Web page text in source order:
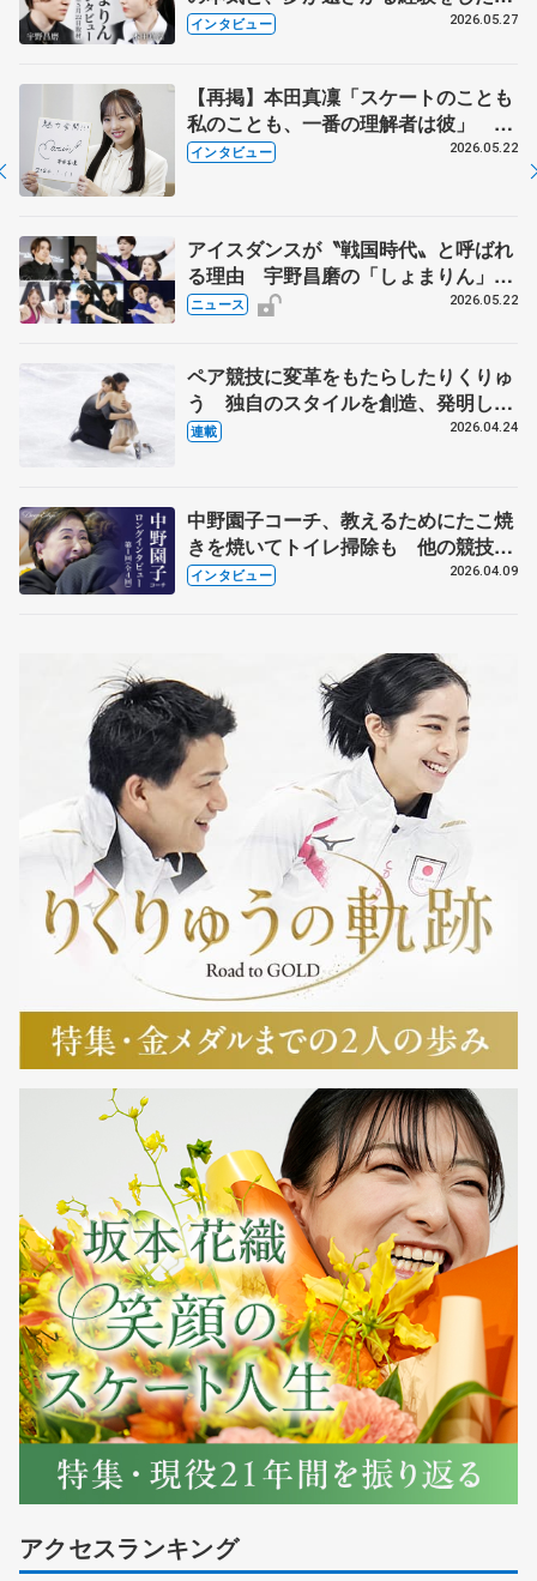
田真凜の覚悟
インタビュー 2026.05.27
【再掲】本田真凜「スケートのことも
私のことも、一番の理解者は彼」 引
退時の単独インタビューで語った競技
インタビュー 2026.05.22
アイスダンスが〝戦国時代〟と呼ばれ
る理由 宇野昌磨の「しょまりん」ら
実力者が相次いで参戦 国内の競争激
ニュース 2026.05.22
ペア競技に変革をもたらしたりくりゅ
う 独自のスタイルを創造、発明した
【引退発表後②】
連載 2026.04.24
中野園子コーチ、教えるためにたこ焼
きを焼いてトイレ掃除も 他の競技に
も通用するという坂本花織の筋肉
インタビュー 2026.04.09
アクセスランキング